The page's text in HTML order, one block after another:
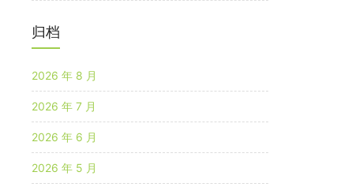
归档
2026 年 8 月
2026 年 7 月
2026 年 6 月
2026 年 5 月